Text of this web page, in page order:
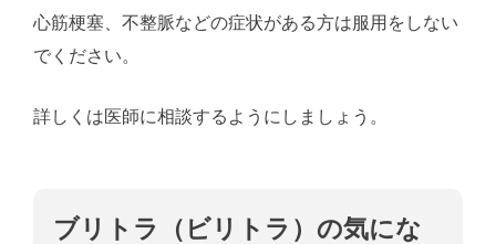
心筋梗塞、不整脈などの症状がある方は服用をしない
でください。
詳しくは医師に相談するようにしましょう。
ブリトラ（ビリトラ）の気にな